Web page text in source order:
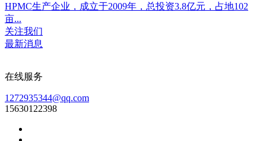
HPMC生产企业，成立于2009年，总投资3.8亿元，占地102
亩...
关注我们
最新消息
在线服务
1272935344@qq.com
15630122398